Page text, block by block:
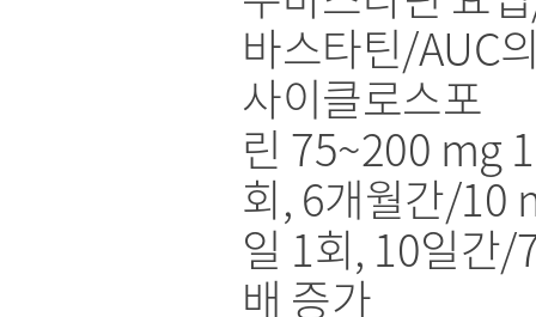
바스타틴/AUC
사이클로스포
린 75~200 mg
회, 6개월간/10
일 1회, 10일간/
배 증가